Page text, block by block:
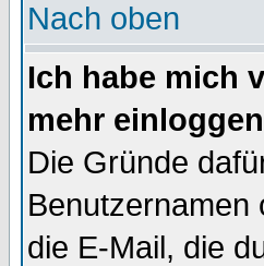
Nach oben
Ich habe mich
mehr
Die Gründe
Benutzernamen
die E-Mail, die